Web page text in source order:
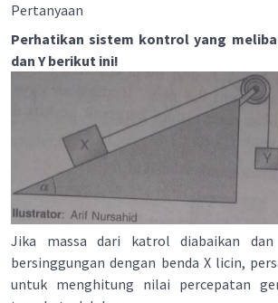
Pertanyaan
Perhatikan sistem kontrol yang
dan Y berikut ini!
Jika massa dari katrol diabaikan dan
bersinggungan dengan benda X licin,
untuk menghitung nilai percepatan